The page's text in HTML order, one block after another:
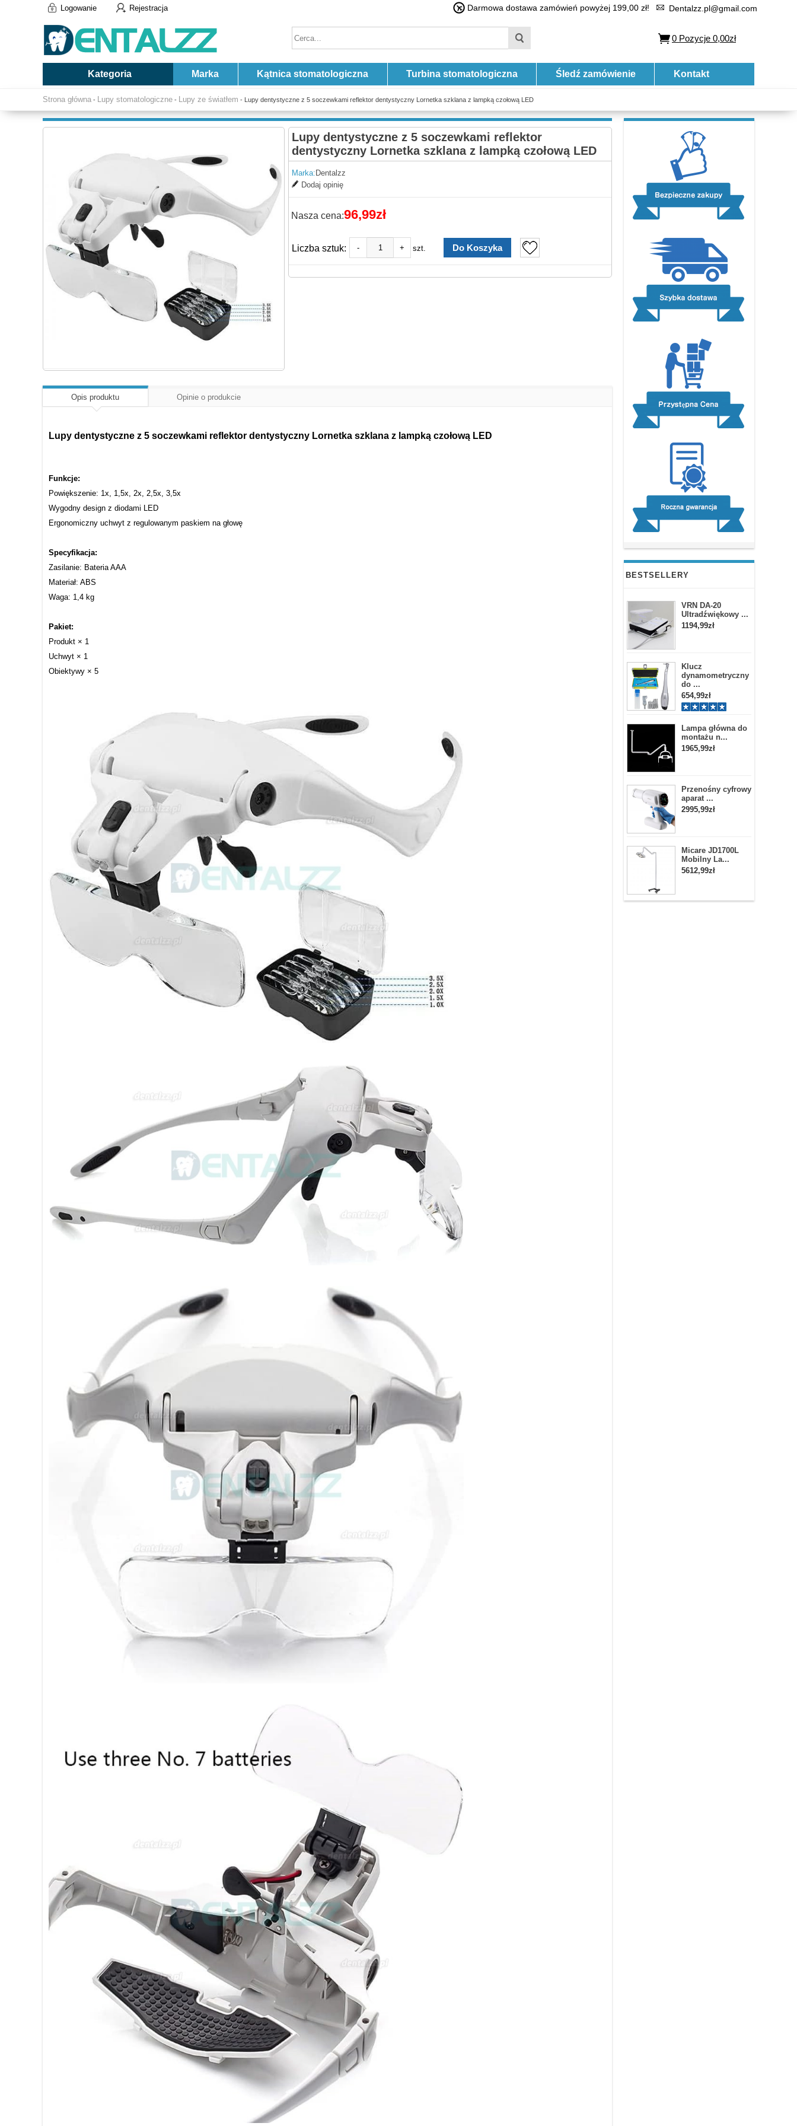
Logowanie Rejestracja Darmowa dostawa zamówień powyżej 199,00 zł! Dentalzz.pl@gmail.com
0 Pozycje 0,00zł
Kategoria Marka Kątnica stomatologiczna Turbina stomatologiczna Śledź zamówienie Kontakt
Strona główna - Lupy stomatologiczne - Lupy ze światłem - Lupy dentystyczne z 5 soczewkami reflektor dentystyczny Lornetka szklana z lampką czołową LED
BESTSELLERY
VRN DA-20
Ultradźwiękowy ...
1194,99zł
Klucz
dynamometryczny
do ...
654,99zł
Lampa główna do
montażu n...
1965,99zł
Przenośny cyfrowy
aparat ...
2995,99zł
Micare JD1700L
Mobilny La...
5612,99zł
Lupy dentystyczne z 5 soczewkami reflektor
dentystyczny Lornetka szklana z lampką czołową LED
Marka: Dentalzz
Dodaj opinię
Nasza cena:96,99zł
Liczba sztuk: - + szt.
Opis produktu Opinie o produkcie
Lupy dentystyczne z 5 soczewkami reflektor dentystyczny Lornetka szklana z lampką czołową LED
Funkcje:
Powiększenie: 1x, 1,5x, 2x, 2,5x, 3,5x
Wygodny design z diodami LED
Ergonomiczny uchwyt z regulowanym paskiem na głowę
Specyfikacja:
Zasilanie: Bateria AAA
Materiał: ABS
Waga: 1,4 kg
Pakiet:
Produkt × 1
Uchwyt × 1
Obiektywy × 5